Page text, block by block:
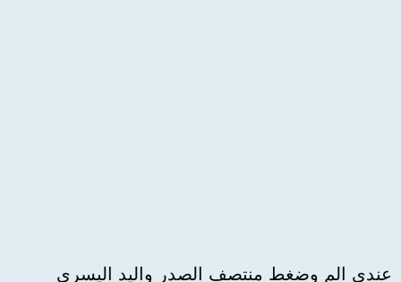
عندي الم وضغط منتصف الصدر واليد اليسرى